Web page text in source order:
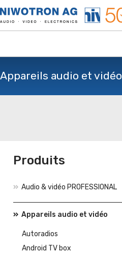
Appareils audio et vidéo
Produits
Audio & vidéo PROFESSIONAL
Appareils audio et vidéo
Autoradios
Android TV box